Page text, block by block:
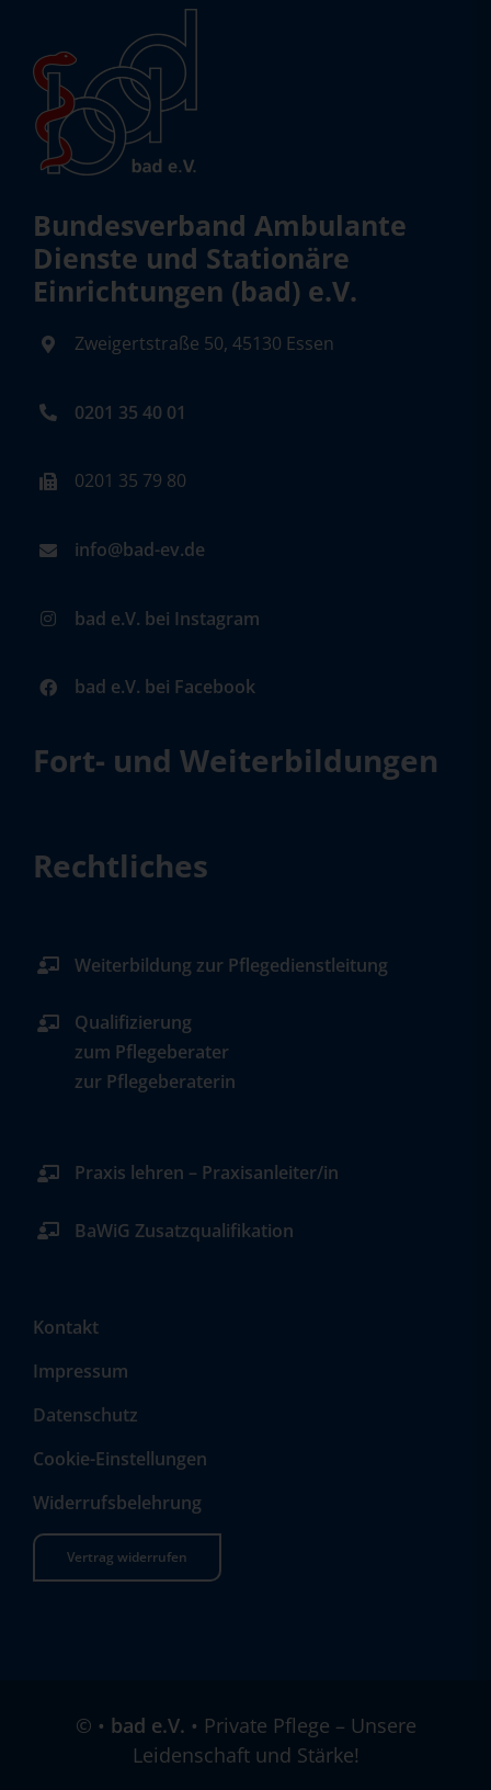
Bundesverband Ambulante
Dienste und Stationäre
Einrichtungen (bad) e.V.
Zweigertstraße 50, 45130 Essen
0201 35 40 01
0201 35 79 80
info@bad-ev.de
bad e.V. bei Instagram
bad e.V. bei Facebook
Fort- und Weiterbildungen
Rechtliches
Weiterbildung zur Pflegedienstleitung
Qualifizierung
zum Pflegeberater
zur Pflegeberaterin
Praxis lehren – Praxisanleiter/in
BaWiG Zusatzqualifikation
Kontakt
Impressum
Datenschutz
Cookie-Einstellungen
Widerrufsbelehrung
Vertrag widerrufen
© • bad e.V. • Private Pflege – Unsere
Leidenschaft und Stärke!